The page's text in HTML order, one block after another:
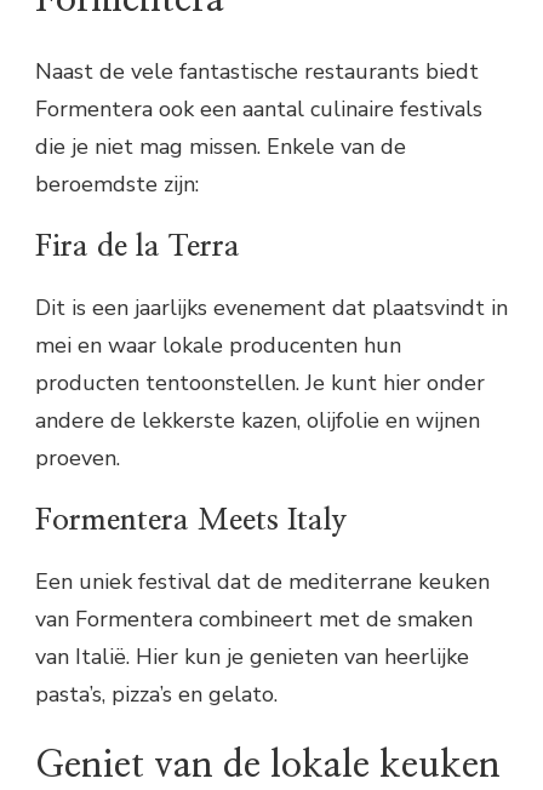
Naast de vele fantastische restaurants biedt
Formentera ook een aantal culinaire festivals
die je niet mag missen. Enkele van de
beroemdste zijn:
Fira de la Terra
Dit is een jaarlijks evenement dat plaatsvindt in
mei en waar lokale producenten hun
producten tentoonstellen. Je kunt hier onder
andere de lekkerste kazen, olijfolie en wijnen
proeven.
Formentera Meets Italy
Een uniek festival dat de mediterrane keuken
van Formentera combineert met de smaken
van Italië. Hier kun je genieten van heerlijke
pasta’s, pizza’s en gelato.
Geniet van de lokale keuken